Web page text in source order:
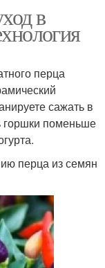
в
перца
сажать в
горшки поменьше
перца из семян